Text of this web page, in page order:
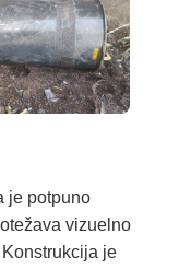
je potpuno
vizuelno
je